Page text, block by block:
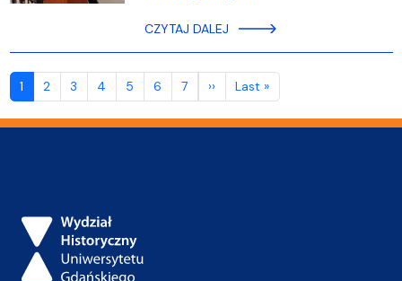
CZYTAJ DALEJ
Stronicowanie
1 2 3 4 5 6 7 ››Następna strona
Last »Ostatnia strona